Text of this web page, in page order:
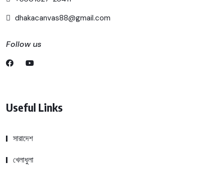
dhakacanvas88@gmail.com
Follow us
Useful Links
সারাদেশ
খেলাধুলা